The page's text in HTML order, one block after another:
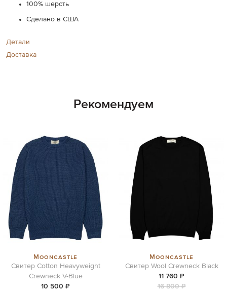
100% шерсть
Сделано в США
Детали
Доставка
Рекомендуем
Mooncastle
Свитер Cotton Heavyweight
Crewneck V-Blue
10 500 ₽
Mooncastle
Свитер Wool Crewneck Black
11 760 ₽
16 800 ₽